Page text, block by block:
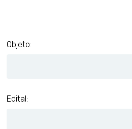
Objeto:
Edital: